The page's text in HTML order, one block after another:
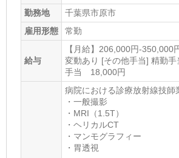
勤務地
千葉県市原市
雇用形態
常勤
給与
【月給】206,000円-
変動あり [その他手当] 精勤
手当 18,000円
病院における診療放射線技師
・一般撮影
・MRI（1.5T）
・ヘリカルCT
・マンモグラフィー
・胃透視